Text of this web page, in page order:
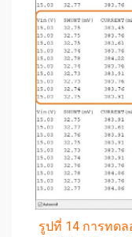
รูปที่ 14 การทดล